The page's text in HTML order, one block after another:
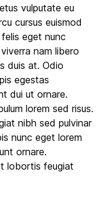
vulputate eu
cursus euismod
eget nunc
nam libero
duis at. Odio
egestas
dui ut ornare.
lorem sed risus.
nibh sed pulvinar
nunc eget lorem
ornare.
lobortis feugiat